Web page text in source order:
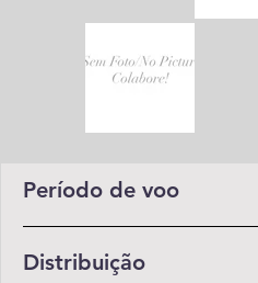
Período de voo
Distribuição